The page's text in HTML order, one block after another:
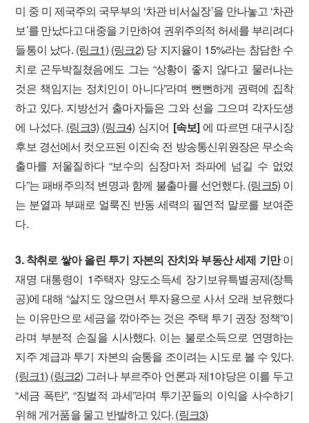
미 중 미 제국주의 국무부의 ‘차관 비서실장’을 만나놓고 ‘차관
보’를 만났다고 대중을 기만하여 권위주의적 허세를 부리려다
들통이 났다. (링크1) (링크2) 당 지지율이 15%라는 참담한 수
치로 곤두박질쳤음에도 그는 “상황이 좋지 않다고 물러나는
것은 책임지는 정치인이 아니다”라며 뻔뻔하게 권력에 집착
하고 있다. 지방선거 출마자들은 그와 선을 그으며 각자도생
에 나섰다. (링크3) (링크4) 심지어 [속보]에 따르면 대구시장
후보 경선에서 컷오프된 이진숙 전 방송통신위원장은 무소속
출마를 저울질하다 “보수의 심장마저 좌파에 넘길 수 없었
다”는 패배주의적 변명과 함께 불출마를 선언했다. (링크5) 이
는 분열과 부패로 얼룩진 반동 세력의 필연적 말로를 보여준
다.
3. 착취로 쌓아 올린 투기 자본의 잔치와 부동산 세제 기만이
재명 대통령이 1주택자 양도소득세 장기보유특별공제(장특
공)에 대해 “살지도 않으면서 투자용으로 사서 오래 보유했다
는 이유만으로 세금을 깎아주는 것은 주택 투기 권장 정책”이
라며 부분적 손질을 시사했다. 이는 불로소득으로 연명하는
지주 계급과 투기 자본의 숨통을 조이려는 시도로 볼 수 있다.
(링크1) (링크2) 그러나 부르주아 언론과 제1야당은 이를 두고
“세금 폭탄”, “징벌적 과세”라며 투기꾼들의 이익을 사수하기
위해 게거품을 물고 반발하고 있다.(링크3)